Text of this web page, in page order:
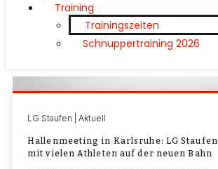
Training
Trainingszeiten
Schnuppertraining 2026
LG Staufen | Aktuell
Hallenmeeting in Karlsruhe: LG Staufen
mit vielen Athleten auf der neuen Bahn